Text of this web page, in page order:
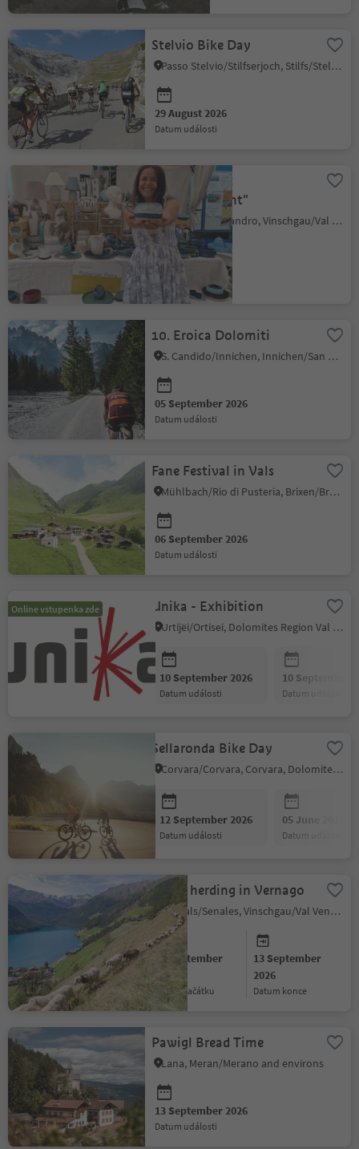
Stelvio Bike Day
Passo Stelvio/Stilfserjoch, Stilfs/Stelvio, Vinschgau/Val Venosta
29 August 2026
datum události
Event Market
"SelberGmocht"
Schlanders/Silandro, Vinschgau/Val Venosta
29 August 2026
datum události
10. Eroica Dolomiti
S. Candido/Innichen, Innichen/San Candido, Dolomites Region 3 Zinnen
05 September 2026
datum události
Fane Festival in Vals
Mühlbach/Rio di Pusteria, Brixen/Bressanone and environs
06 September 2026
datum události
Online vstupenka zde Unika - Exhibition
Urtijëi/Ortisei, Dolomites Region Val Gardena
10 September 2026
datum události
10 September
datum události
Sellaronda Bike Day
Corvara/Corvara, Corvara, Dolomites Region Alta Badia
12 September 2026
datum události
05 June 2027
datum události
Sheep herding in Vernago
Schnals/Senales, Vinschgau/Val Venosta
12 September
2026
datum začátku
13 September
2026
datum konce
Pawigl Bread Time
Lana, Meran/Merano and environs
13 September 2026
datum události